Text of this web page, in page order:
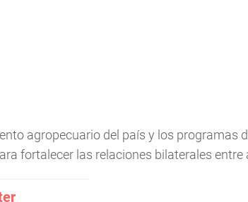
agropecuario del país y los programas
fortalecer las relaciones bilaterales entre